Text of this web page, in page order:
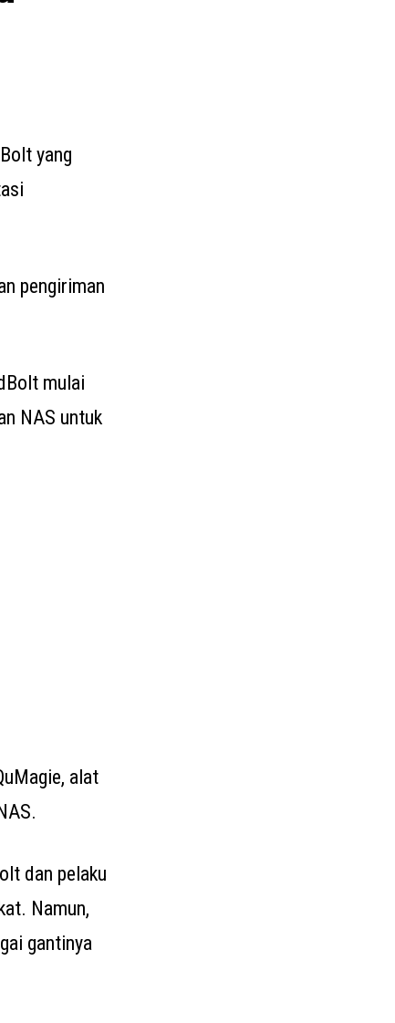
yang
pengiriman
mulai
NAS untuk
alat
dan pelaku
Namun,
gantinya